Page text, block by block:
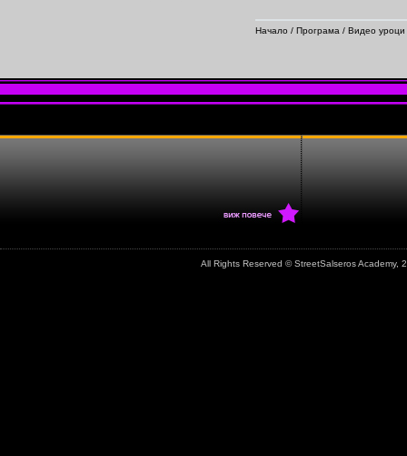
Начало / Програма / Видео уроци
All Rights Reserved © StreetSalseros Academy,